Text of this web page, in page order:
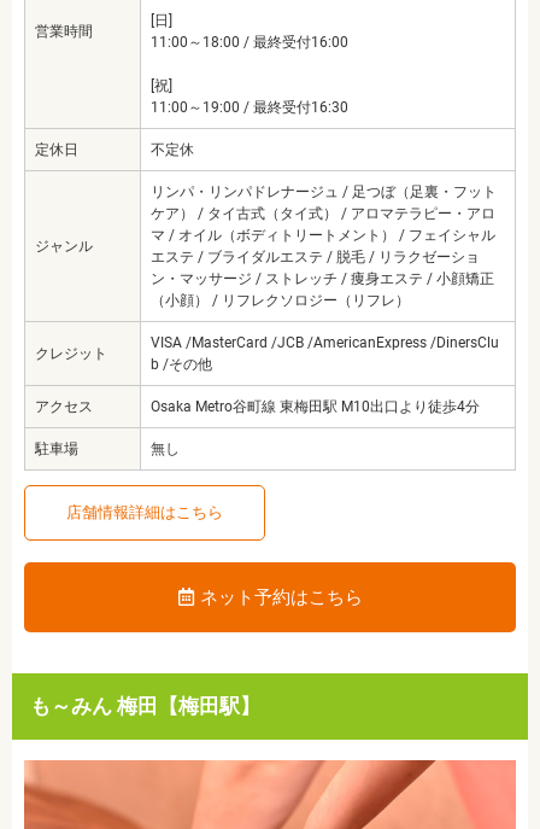
営業時間
[日]
11:00～18:00 / 最終受付16:00
[祝]
11:00～19:00 / 最終受付16:30
定休日 不定休
ジャンル
リンパ・リンパドレナージュ / 足つぼ（足裏・フット
ケア） / タイ古式（タイ式） / アロマテラピー・アロ
マ / オイル（ボディトリートメント） / フェイシャル
エステ / ブライダルエステ / 脱毛 / リラクゼーショ
ン・マッサージ / ストレッチ / 痩身エステ / 小顔矯正
（小顔） / リフレクソロジー（リフレ）
クレジット
VISA /MasterCard /JCB /AmericanExpress /DinersClu
b /その他
アクセス Osaka Metro谷町線 東梅田駅 M10出口より徒歩4分
駐車場 無し
店舗情報詳細はこちら
ネット予約はこちら
も～みん 梅田【梅田駅】